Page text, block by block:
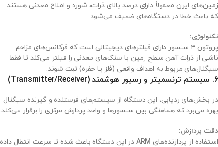
زمین‌های ایران معمولاً دارای درصد بالای ذرات، شوره و املاح معدنی هستند
که باعث خطا در دستگاه‌های ضعیف می‌شود.
تکنولوژی:
پروتون ۴ سنسور دارای فیلترهای دیجیتالی است که فرکانس‌های مزاحم
ناشی از ذرات آهن سطح زمین یا سنگ‌های معدنی را فیلتر می‌کند تا فقط
سیگنال‌های مربوط به اهداف واقعی (فلز یا حفره) ثبت شوند.
۶. سیستم ترنسمیتر و رسیور هوشمند (Transmitter/Receiver)
در بخش‌های ردیابی، این دستگاه از سیستم‌های فرستنده و گیرنده سیگنال
بهره می‌برد که هماهنگی بین سنسورها و واحد پردازش مرکزی را برقرار می‌کند.
دقت پردازش:
استفاده از پردازنده‌های ARM در این دستگاه باعث شده تا سرعت انتقال داده